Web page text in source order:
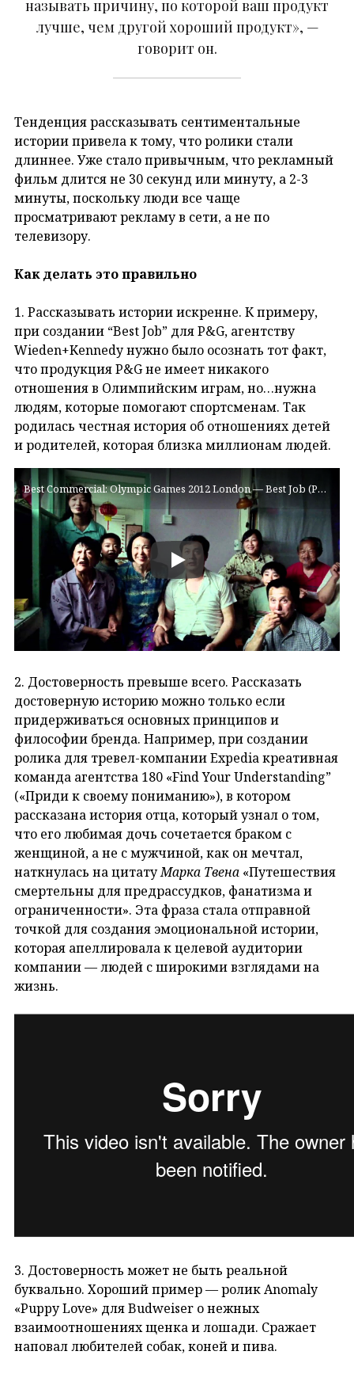
называть причину, по которой ваш продукт
лучше, чем другой хороший продукт», —
говорит он.
Тенденция рассказывать сентиментальные
истории привела к тому, что ролики стали
длиннее. Уже стало привычным, что рекламный
фильм длится не 30 секунд или минуту, а 2-3
минуты, поскольку люди все чаще
просматривают рекламу в сети, а не по
телевизору.
Как делать это правильно
1. Рассказывать истории искренне. К примеру,
при создании “Best Job” для P&G, агентству
Wieden+Kennedy нужно было осознать тот факт,
что продукция P&G не имеет никакого
отношения в Олимпийским играм, но…нужна
людям, которые помогают спортсменам. Так
родилась честная история об отношениях детей
и родителей, которая близка миллионам людей.
Best Commercial: Olympic Games 2012 London — Best Job (P&G)
2. Достоверность превыше всего. Рассказать
достоверную историю можно только если
придерживаться основных принципов и
философии бренда. Например, при создании
ролика для тревел-компании Expedia креативная
команда агентства 180 «Find Your Understanding”
(«Приди к своему пониманию»), в котором
рассказана история отца, который узнал о том,
что его любимая дочь сочетается браком с
женщиной, а не с мужчиной, как он мечтал,
наткнулась на цитатуМарка Твена «Путешествия
смертельны для предрассудков, фанатизма и
ограниченности». Эта фраза стала отправной
точкой для создания эмоциональной истории,
которая апеллировала к целевой аудитории
компании — людей с широкими взглядами на
жизнь.
3. Достоверность может не быть реальной
буквально. Хороший пример — ролик Anomaly
«Puppy Love» для Budweiser о нежных
взаимоотношениях щенка и лошади. Сражает
наповал любителей собак, коней и пива.